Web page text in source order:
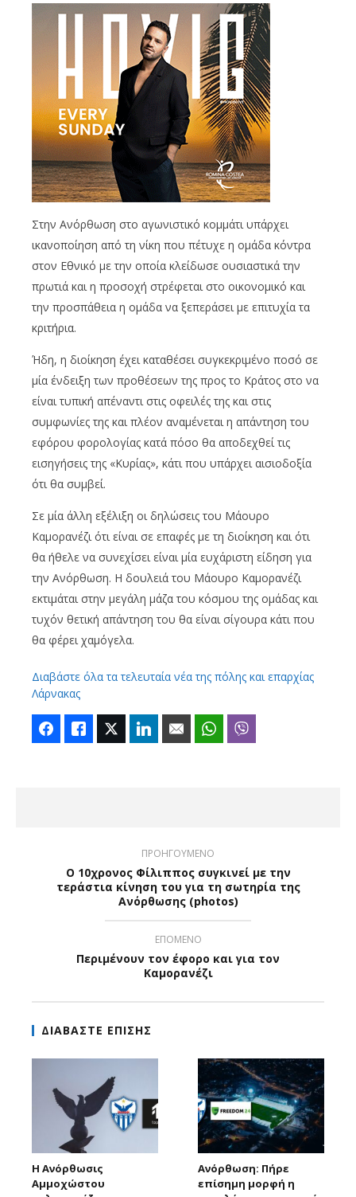
Στην Ανόρθωση στο αγωνιστικό κομμάτι υπάρχει
ικανοποίηση από τη νίκη που πέτυχε η ομάδα κόντρα
στον Εθνικό με την οποία κλείδωσε ουσιαστικά την
πρωτιά και η προσοχή στρέφεται στο οικονομικό και
την προσπάθεια η ομάδα να ξεπεράσει με επιτυχία τα
κριτήρια.
Ήδη, η διοίκηση έχει καταθέσει συγκεκριμένο ποσό σε
μία ένδειξη των προθέσεων της προς το Κράτος στο να
είναι τυπική απέναντι στις οφειλές της και στις
συμφωνίες της και πλέον αναμένεται η απάντηση του
εφόρου φορολογίας κατά πόσο θα αποδεχθεί τις
εισηγήσεις της «Κυρίας», κάτι που υπάρχει αισιοδοξία
ότι θα συμβεί.
Σε μία άλλη εξέλιξη οι δηλώσεις του Μάουρο
Καμορανέζι ότι είναι σε επαφές με τη διοίκηση και ότι
θα ήθελε να συνεχίσει είναι μία ευχάριστη είδηση για
την Ανόρθωση. Η δουλειά του Μάουρο Καμορανέζι
εκτιμάται στην μεγάλη μάζα του κόσμου της ομάδας και
τυχόν θετική απάντηση του θα είναι σίγουρα κάτι που
θα φέρει χαμόγελα.
Διαβάστε όλα τα τελευταία νέα της πόλης και επαρχίας
Λάρνακας
FacebookLike Twitter LinkedIn Email WhatsApp
ΠΡΟΗΓΟΥΜΕΝΟ
Ο 10χρονος Φίλιππος συγκινεί με την
τεράστια κίνηση του για τη σωτηρία της
Ανόρθωσης (photos)
ΕΠΟΜΕΝΟ
Περιμένουν τον έφορο και για τον
Καμορανέζι
ΔΙΑΒΑΣΤΕ ΕΠΙΣΗΣ
Η Ανόρθωσις
Αμμοχώστου
Ανόρθωση: Πήρε
επίσημη μορφή η